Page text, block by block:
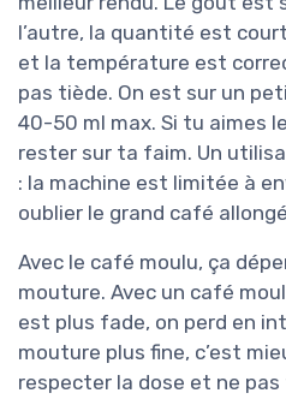
l’autre, la quantité est
et la température est
pas tiède. On est sur un
40-50 ml max. Si tu aimes
rester sur ta faim. Un
: la machine est limitée à
oublier le grand café
Avec le café moulu, ça
mouture. Avec un café
est plus fade, on perd en
mouture plus fine, c’est
respecter la dose et ne